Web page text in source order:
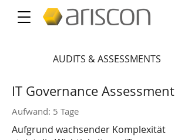
AUDITS & ASSESSMENTS
IT Governance Assessment
Aufwand: 5 Tage
Aufgrund wachsender Komplexität